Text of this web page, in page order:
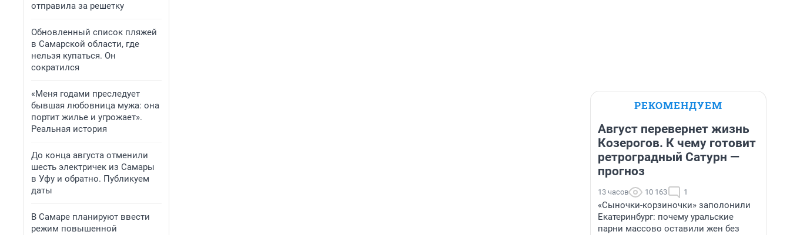
отправила за решетку
Обновленный список пляжей
в Самарской области, где
нельзя купаться. Он
сократился
«Меня годами преследует
бывшая любовница мужа: она
портит жилье и угрожает».
Реальная история
До конца августа отменили
шесть электричек из Самары
в Уфу и обратно. Публикуем
даты
В Самаре планируют ввести
режим повышенной
РЕКОМЕНДУЕМ
Август перевернет жизнь
Козерогов. К чему готовит
ретроградный Сатурн —
прогноз
13 часов 10 163 1
«Сыночки-корзиночки» заполонили
Екатеринбург: почему уральские
парни массово оставили жен без